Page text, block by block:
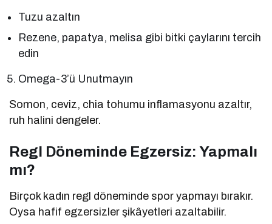
Tuzu azaltın
Rezene, papatya, melisa gibi bitki çaylarını tercih
edin
Omega-3’ü Unutmayın
Somon, ceviz, chia tohumu inflamasyonu azaltır,
ruh halini dengeler.
Regl Döneminde Egzersiz: Yapmalı
mı?
Birçok kadın regl döneminde spor yapmayı bırakır.
Oysa hafif egzersizler şikâyetleri azaltabilir.